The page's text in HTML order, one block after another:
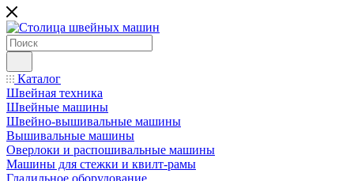
Каталог
Швейная техника
Швейные машины
Швейно-вышивальные машины
Вышивальные машины
Оверлоки и распошивальные машины
Машины для стежки и квилт-рамы
Гладильное оборудование